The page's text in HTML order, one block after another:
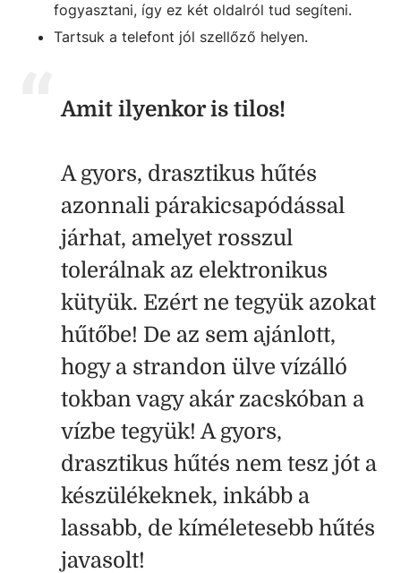
fogyasztani, így ez két oldalról tud segíteni.
Tartsuk a telefont jól szellőző helyen.
Amit ilyenkor is tilos!
A gyors, drasztikus hűtés
azonnali párakicsapódással
járhat, amelyet rosszul
tolerálnak az elektronikus
kütyük. Ezért ne tegyük azokat
hűtőbe! De az sem ajánlott,
hogy a strandon ülve vízálló
tokban vagy akár zacskóban a
vízbe tegyük! A gyors,
drasztikus hűtés nem tesz jót a
készülékeknek, inkább a
lassabb, de kíméletesebb hűtés
javasolt!